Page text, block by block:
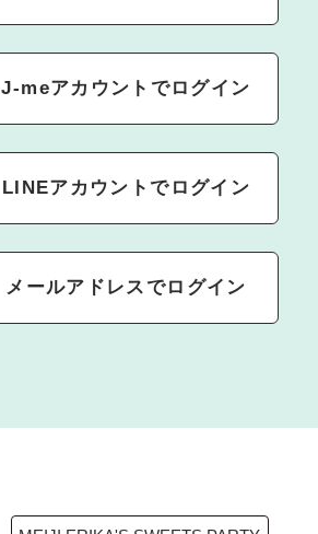
J-meアカウントでログイン
LINEアカウントでログイン
メールアドレスでログイン